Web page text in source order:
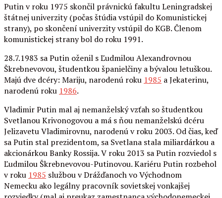
Putin v roku 1975 skončil právnickú fakultu Leningradskej
štátnej univerzity (počas štúdia vstúpil do Komunistickej
strany), po skončení univerzity vstúpil do KGB. Členom
komunistickej strany bol do roku 1991.
28.7.1983 sa Putin oženil s Ľudmilou Alexandrovnou
Škrebnevovou, študentkou španielčiny a bývalou letuškou.
Majú dve dcéry: Mariju, narodenú roku 1985 a Jekaterinu,
narodenú roku 1986.
Vladimir Putin mal aj nemanželský vzťah so študentkou
Svetlanou Krivonogovou a má s ňou nemanželskú dcéru
Jelizavetu Vladimirovnu, narodenú v roku 2003. Od čias, keď
sa Putin stal prezidentom, sa Svetlana stala miliardárkou a
akcionárkou Banky Rossija. V roku 2013 sa Putin rozviedol s
Ľudmilou Škrebnevovou-Putinovou. Kariéru Putin rozbehol
v roku 1985 službou v Drážďanoch vo Východnom
Nemecku ako legálny pracovník sovietskej vonkajšej